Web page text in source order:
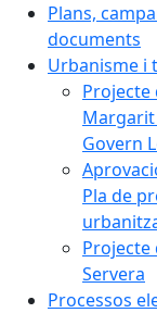
Plans,
documents
Urbanisme i
Projecte
Govern
Pla de
Projecte
Servera
Processos